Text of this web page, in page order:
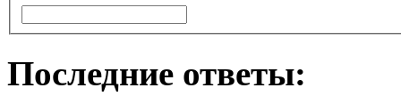
Последние ответы: